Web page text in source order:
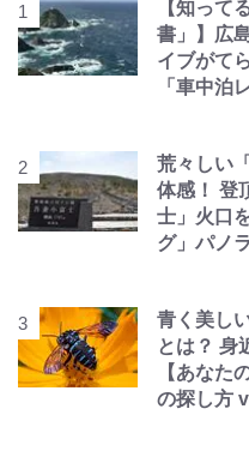
【知って
書」】広
イブがて
「車中泊
荒々しい
体感！ 登
士」火口
グ」パノ
青く美し
とは？ 身
【あなた
の探し方